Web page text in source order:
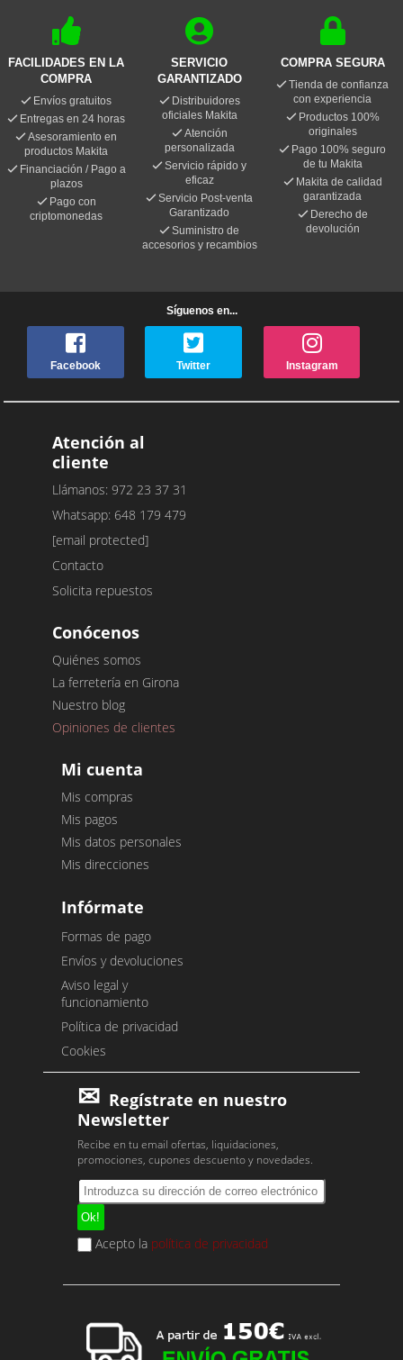
FACILIDADES EN LA
COMPRA
Envíos gratuitos
Entregas en 24 horas
Asesoramiento en
productos Makita
Financiación / Pago a
plazos
Pago con
criptomonedas
SERVICIO
GARANTIZADO
Distribuidores
oficiales Makita
Atención
personalizada
Servicio rápido y
eficaz
Servicio Post-venta
Garantizado
Suministro de
accesorios y recambios
COMPRA SEGURA
Tienda de confianza
con experiencia
Productos 100%
originales
Pago 100% seguro
de tu Makita
Makita de calidad
garantizada
Derecho de
devolución
Síguenos en...
Facebook Twitter Instagram
Atención al
cliente
Llámanos: 972 23 37 31
Whatsapp: 648 179 479
[email protected]
Contacto
Solicita repuestos
Conócenos
Quiénes somos
La ferretería en Girona
Nuestro blog
Opiniones de clientes
Mi cuenta
Mis compras
Mis pagos
Mis datos personales
Mis direcciones
Infórmate
Formas de pago
Envíos y devoluciones
Aviso legal y
funcionamiento
Política de privacidad
Cookies
Regístrate en nuestro
Newsletter
Recibe en tu email ofertas, liquidaciones,
promociones, cupones descuento y novedades.
Acepto la política de privacidad